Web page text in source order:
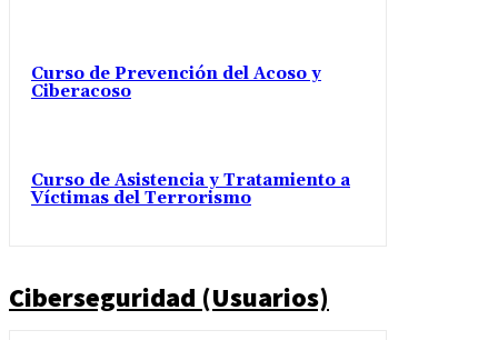
Curso de Prevención del Acoso y
Ciberacoso
Curso de Asistencia y Tratamiento a
Víctimas del Terrorismo
Ciberseguridad (Usuarios)